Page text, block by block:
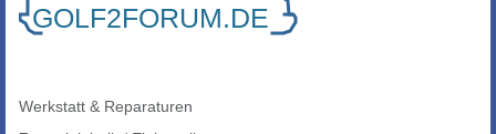
Werkstatt & Reparaturen